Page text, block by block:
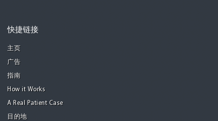
快捷链接
主页
广告
指南
How it Works
A Real Patient Case
目的地